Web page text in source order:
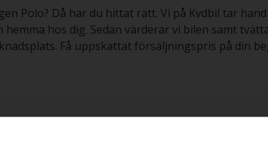
Polo? Då har du hittat rätt. Vi på Kvdbil tar
hemma hos dig. Sedan värderar vi bilen samt
Få uppskattat försäljningspris på din